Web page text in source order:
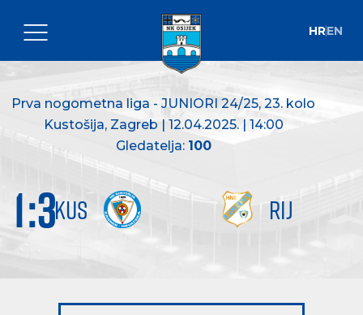
HREN
Prva nogometna liga - JUNIORI 24/25, 23. kolo
Kustošija, Zagreb | 12.04.2025. | 14:00
Gledatelja: 100
KUS RIJ
1:3